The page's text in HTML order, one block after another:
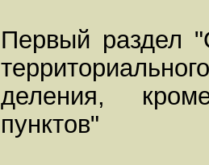
Первый раздел
территориального
деления,
пунктов"